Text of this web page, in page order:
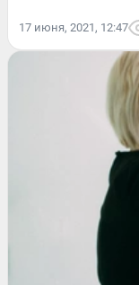
17 июня, 2021, 12:47